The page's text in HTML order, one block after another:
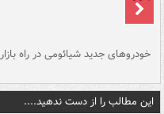
خودروهای جدید شیائومی در راه بازار
این مطالب را از دست ندهید....